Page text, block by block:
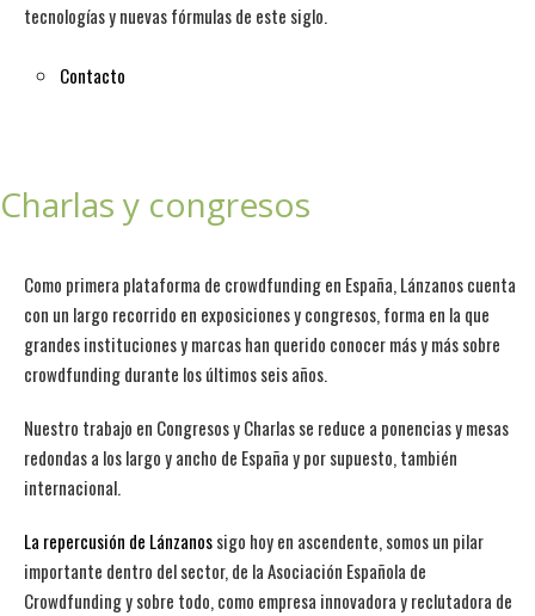
tecnologías y nuevas fórmulas de este siglo.
Contacto
Charlas y congresos
Como primera plataforma de crowdfunding en España, Lánzanos cuenta
con un largo recorrido en exposiciones y congresos, forma en la que
grandes instituciones y marcas han querido conocer más y más sobre
crowdfunding durante los últimos seis años.
Nuestro trabajo en Congresos y Charlas se reduce a ponencias y mesas
redondas a los largo y ancho de España y por supuesto, también
internacional.
La repercusión de Lánzanossigo hoy en ascendente, somos un pilar
importante dentro del sector, de la Asociación Española de
Crowdfunding y sobre todo, como empresa innovadora y reclutadora de